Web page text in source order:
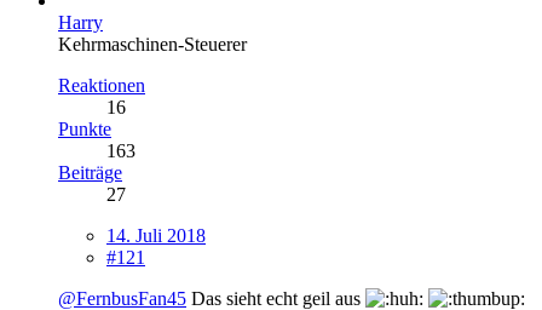
Harry
Kehrmaschinen-Steuerer
Reaktionen
16
Punkte
163
Beiträge
27
14. Juli 2018
#121
@FernbusFan45 Das sieht echt geil aus